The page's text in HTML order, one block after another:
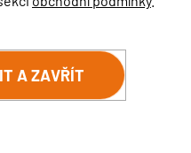
A ZAVŘÍT
Ministerstvem vnitra SK,
informace...